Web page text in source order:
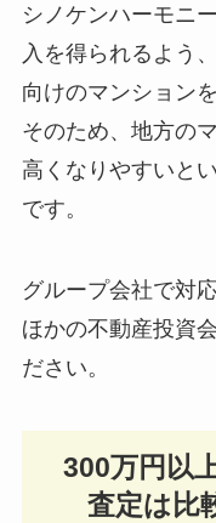
シノケンハーモニ
入を得られるよう
向けのマンション
そのため、地方の
高くなりやすいと
です。
グループ会社で対
ほかの不動産投資
ださい。
300万円以
査定は比